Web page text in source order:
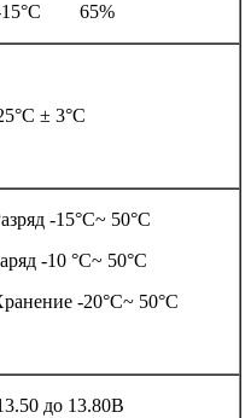
65%
± 3°С
-15°С~ 50°С
-10 °С~ 50°С
-20°С~ 50°С
до 13.80В